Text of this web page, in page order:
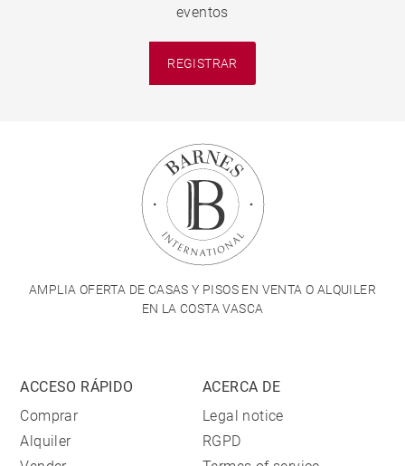
eventos
REGISTRAR
AMPLIA OFERTA DE CASAS Y PISOS EN VENTA O ALQUILER
EN LA COSTA VASCA
ACCESO RÁPIDO
Comprar
Alquiler
ACERCA DE
Legal notice
RGPD